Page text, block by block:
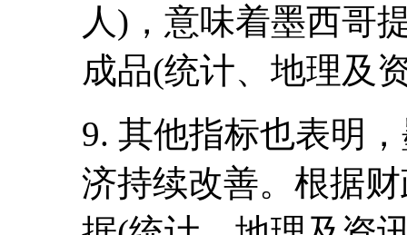
人)，意味着墨西哥
成品(统计、地理及
9. 其他指标也表明
济持续改善。根据